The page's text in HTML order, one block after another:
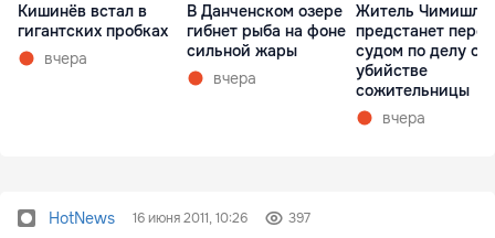
Кишинёв встал в
гигантских пробках
вчера
В Данченском озере
гибнет рыба на фоне
сильной жары
вчера
Житель
предстанет перед
судом по делу об
убийстве
сожительницы
вчера
HotNews 16 июня 2011, 10:26 397